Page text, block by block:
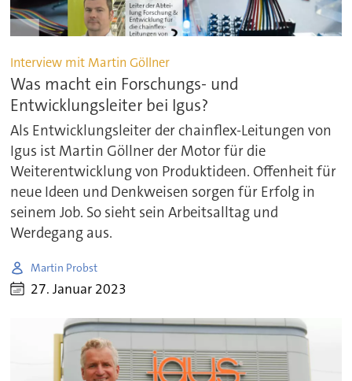
Interview mit Martin Göllner
Was macht ein Forschungs- und
Entwicklungsleiter bei Igus?
Als Entwicklungsleiter der chainflex-Leitungen von
Igus ist Martin Göllner der Motor für die
Weiterentwicklung von Produktideen. Offenheit für
neue Ideen und Denkweisen sorgen für Erfolg in
seinem Job. So sieht sein Arbeitsalltag und
Werdegang aus.
Martin Probst
27. Januar 2023